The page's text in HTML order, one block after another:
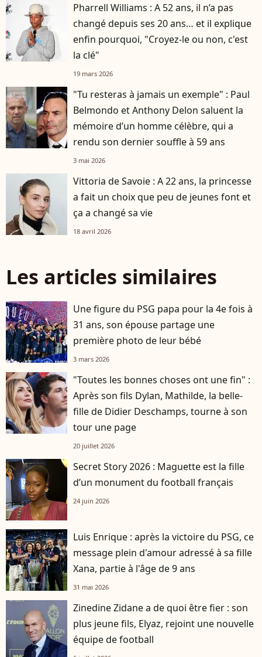
Pharrell Williams : A 52 ans, il n’a pas
changé depuis ses 20 ans… et il explique
enfin pourquoi, "Croyez-le ou non, c'est
la clé"
19 mars 2026
"Tu resteras à jamais un exemple" : Paul
Belmondo et Anthony Delon saluent la
mémoire d’un homme célèbre, qui a
rendu son dernier souffle à 59 ans
3 mai 2026
Vittoria de Savoie : A 22 ans, la princesse
a fait un choix que peu de jeunes font et
ça a changé sa vie
18 avril 2026
Les articles similaires
Une figure du PSG papa pour la 4e fois à
31 ans, son épouse partage une
première photo de leur bébé
3 mars 2026
"Toutes les bonnes choses ont une fin" :
Après son fils Dylan, Mathilde, la belle-
fille de Didier Deschamps, tourne à son
tour une page
20 juillet 2026
Secret Story 2026 : Maguette est la fille
d’un monument du football français
24 juin 2026
Luis Enrique : après la victoire du PSG, ce
message plein d'amour adressé à sa fille
Xana, partie à l'âge de 9 ans
31 mai 2026
Zinedine Zidane a de quoi être fier : son
plus jeune fils, Elyaz, rejoint une nouvelle
équipe de football